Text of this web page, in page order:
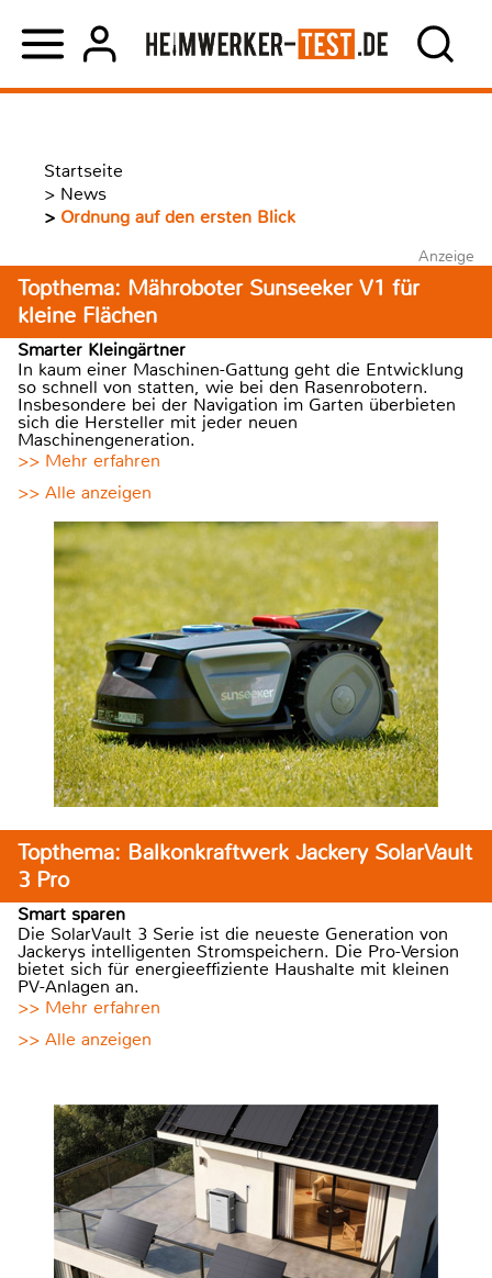
Startseite
> News
> Ordnung auf den ersten Blick
Anzeige
Topthema: Mähroboter Sunseeker V1 für
kleine Flächen
Smarter Kleingärtner
In kaum einer Maschinen-Gattung geht die Entwicklung
so schnell von statten, wie bei den Rasenrobotern.
Insbesondere bei der Navigation im Garten überbieten
sich die Hersteller mit jeder neuen
Maschinengeneration.
>> Mehr erfahren
>> Alle anzeigen
Topthema: Balkonkraftwerk Jackery SolarVault
3 Pro
Smart sparen
Die SolarVault 3 Serie ist die neueste Generation von
Jackerys intelligenten Stromspeichern. Die Pro-Version
bietet sich für energieeffiziente Haushalte mit kleinen
PV-Anlagen an.
>> Mehr erfahren
>> Alle anzeigen